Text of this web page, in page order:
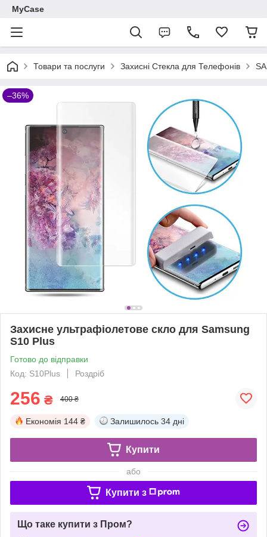
MyCase
Товари та послуги Захисні Стекла для Телефонів
–36%
Захисне ультрафіолетове скло для Samsung
S10 Plus
Готово до відправки
Код: S10Plus
Роздріб
256 ₴ 400 ₴
Економія 144 ₴ Залишилось 34 дні
Купити
або
Купити з
Що таке купити з Пром?